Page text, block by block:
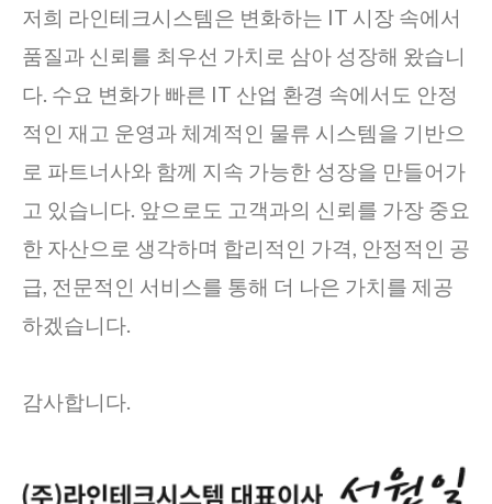
저희 라인테크시스템은 변화하는 IT 시장 속에서
품질과 신뢰를 최우선 가치로 삼아 성장해 왔습니
다. 수요 변화가 빠른 IT 산업 환경 속에서도 안정
적인 재고 운영과 체계적인 물류 시스템을 기반으
로 파트너사와 함께 지속 가능한 성장을 만들어가
고 있습니다. 앞으로도 고객과의 신뢰를 가장 중요
한 자산으로 생각하며 합리적인 가격, 안정적인 공
급, 전문적인 서비스를 통해 더 나은 가치를 제공
하겠습니다.
감사합니다.